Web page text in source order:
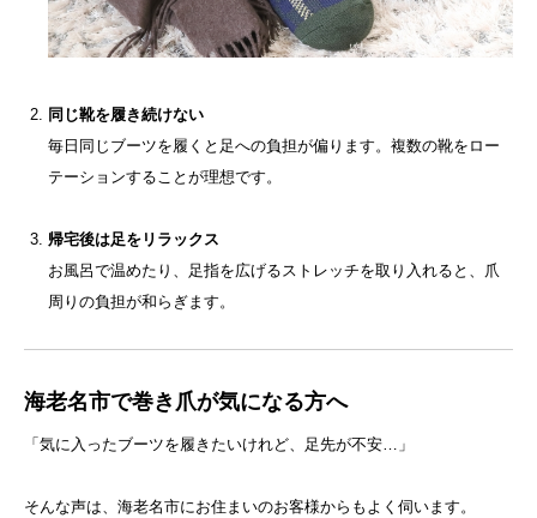
同じ靴を履き続けない
毎日同じブーツを履くと足への負担が偏ります。複数の靴をロー
テーションすることが理想です。
帰宅後は足をリラックス
お風呂で温めたり、足指を広げるストレッチを取り入れると、爪
周りの負担が和らぎます。
海老名市で巻き爪が気になる方へ
「気に入ったブーツを履きたいけれど、足先が不安…」
そんな声は、海老名市にお住まいのお客様からもよく伺います。